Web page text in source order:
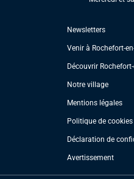
Newsletters
Venir à Rochefort-
Découvrir
Notre village
Mentions légales
Politique de cookies
Déclaration de
Avertissement